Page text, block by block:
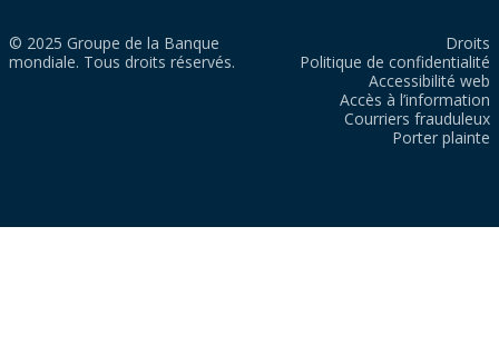
© 2025 Groupe de la Banque
mondiale. Tous droits réservés.
Droits
Politique de confidentialité
Accessibilité web
Accès à l’information
Courriers frauduleux
Porter plainte